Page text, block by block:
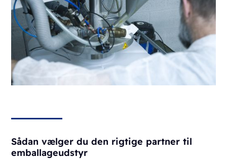
Sådan vælger du den rigtige partner til
emballageudstyr